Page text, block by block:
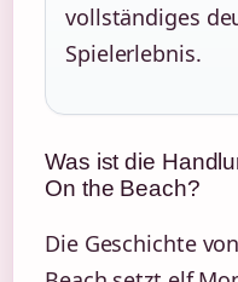
vollständiges
Spielerlebnis.
Was ist die
On the Beach?
Die Geschichte